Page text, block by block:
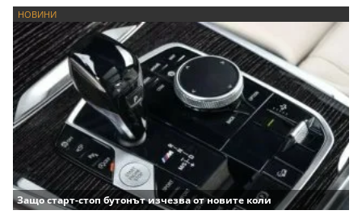
НОВИНИ
Защо старт-стоп бутонът изчезва от новите коли